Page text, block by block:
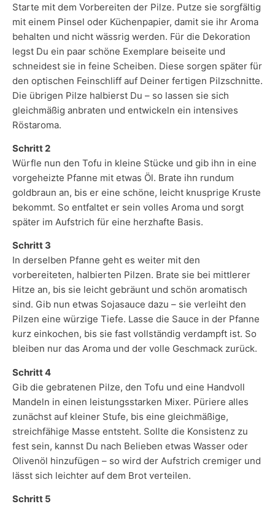
Starte mit dem Vorbereiten der Pilze. Putze sie sorgfältig
mit einem Pinsel oder Küchenpapier, damit sie ihr Aroma
behalten und nicht wässrig werden. Für die Dekoration
legst Du ein paar schöne Exemplare beiseite und
schneidest sie in feine Scheiben. Diese sorgen später für
den optischen Feinschliff auf Deiner fertigen Pilzschnitte.
Die übrigen Pilze halbierst Du – so lassen sie sich
gleichmäßig anbraten und entwickeln ein intensives
Röstaroma.
Schritt 2
Würfle nun den Tofu in kleine Stücke und gib ihn in eine
vorgeheizte Pfanne mit etwas Öl. Brate ihn rundum
goldbraun an, bis er eine schöne, leicht knusprige Kruste
bekommt. So entfaltet er sein volles Aroma und sorgt
später im Aufstrich für eine herzhafte Basis.
Schritt 3
In derselben Pfanne geht es weiter mit den
vorbereiteten, halbierten Pilzen. Brate sie bei mittlerer
Hitze an, bis sie leicht gebräunt und schön aromatisch
sind. Gib nun etwas Sojasauce dazu – sie verleiht den
Pilzen eine würzige Tiefe. Lasse die Sauce in der Pfanne
kurz einkochen, bis sie fast vollständig verdampft ist. So
bleiben nur das Aroma und der volle Geschmack zurück.
Schritt 4
Gib die gebratenen Pilze, den Tofu und eine Handvoll
Mandeln in einen leistungsstarken Mixer. Püriere alles
zunächst auf kleiner Stufe, bis eine gleichmäßige,
streichfähige Masse entsteht. Sollte die Konsistenz zu
fest sein, kannst Du nach Belieben etwas Wasser oder
Olivenöl hinzufügen – so wird der Aufstrich cremiger und
lässt sich leichter auf dem Brot verteilen.
Schritt 5